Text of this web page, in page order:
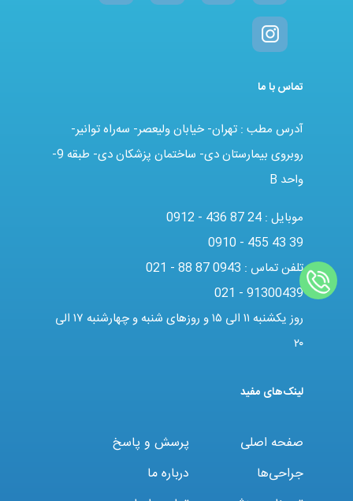
تماس با ما
آدرس مطب : تهران- خیابان ولیعصر- سه‌راه توانیر-
روبروی بیمارستان دی- ساختمان پزشکان دی- طبقه 9-
واحد B
موبایل : 0912 - 436 87 24
0910 - 455 43 39
تلفن تماس : 021 - 88 87 0943
021 - 91300439
روز یکشنبه ۱۱ الی ۱۵ و روزهای شنبه و چهارشنبه ۱۷ الی
۲۰
لینک‌های مفید
صفحه اصلی
جراحی‌ها
پرسش و پاسخ
درباره ما